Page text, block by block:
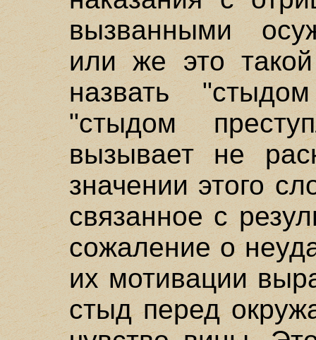
вызванными
или же это
назвать
"стыдом
вызывает не
значении этого
связанное с
сожаление о
их мотивации
стыд перед